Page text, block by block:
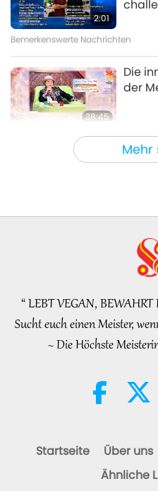
13:38
eine
Schönheit
Mehr
2:01
Bemerkenswerte Nachrichten
38:45
Die
der
Zwischen Meisterin und Schülern
25:38
3:46
“ LEBT VEGAN,
Sucht euch einen Meister,
~ Die Höchste
Startseite Über uns
Ähnliche